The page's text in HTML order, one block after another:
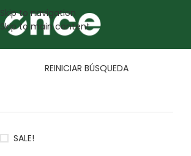
Skip to navigation
Skip to main content
REINICIAR BÚSQUEDA
SALE!